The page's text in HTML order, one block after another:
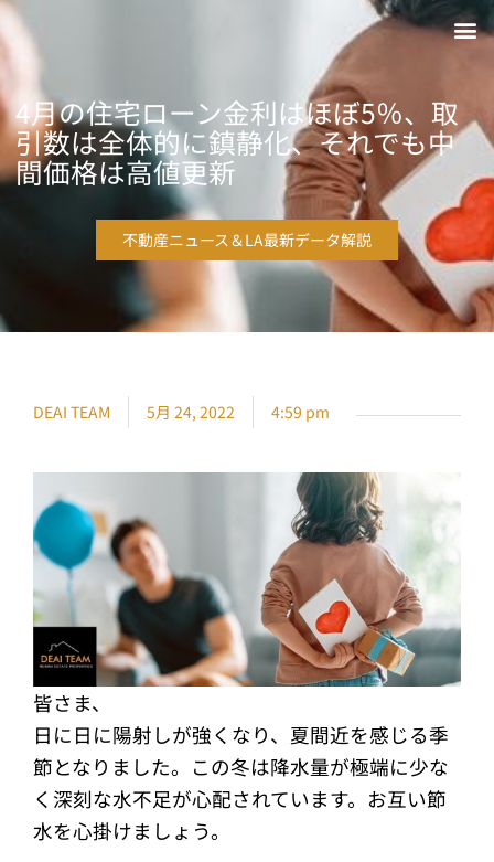
4月の住宅ローン金利はほぼ5％、取
引数は全体的に鎮静化、それでも中
間価格は高値更新
不動産ニュース＆LA最新データ解説
DEAI TEAM 5月 24, 2022 4:59 pm
皆さま、
日に日に陽射しが強くなり、夏間近を感じる季
節となりました。この冬は降水量が極端に少な
く深刻な水不足が心配されています。お互い節
水を心掛けましょう。